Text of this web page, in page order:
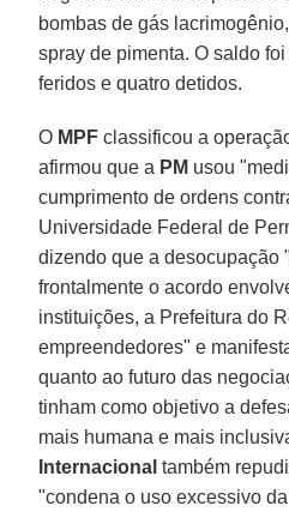
bombas de gás
spray de pimenta. O saldo
feridos e quatro detidos.
O MPF classificou a
afirmou que a PM usou
cumprimento de ordens
Universidade Federal de
dizendo que a desocupação
frontalmente o acordo
instituições, a Prefeitura do
empreendedores" e
quanto ao futuro das
tinham como objetivo a
mais humana e mais
Internacional também
"condena o uso excessivo